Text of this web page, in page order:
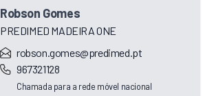
Robson Gomes
PREDIMED MADEIRA ONE
robson.gomes@predimed.pt
967321128
Chamada para a rede móvel nacional